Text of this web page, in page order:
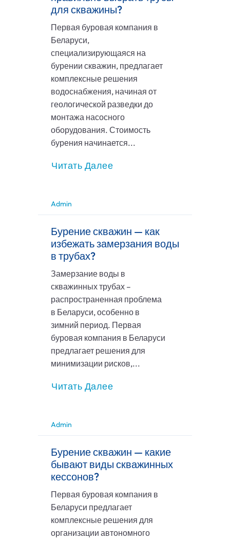
для скважины?
Первая буровая компания в
Беларуси,
специализирующаяся на
бурении скважин, предлагает
комплексные решения
водоснабжения, начиная от
геологической разведки до
монтажа насосного
оборудования. Стоимость
бурения начинается...
Читать Далее
Admin
Бурение скважин — как
избежать замерзания воды
в трубах?
Замерзание воды в
скважинных трубах –
распространенная проблема
в Беларуси, особенно в
зимний период. Первая
буровая компания в Беларуси
предлагает решения для
минимизации рисков,...
Читать Далее
Admin
Бурение скважин — какие
бывают виды скважинных
кессонов?
Первая буровая компания в
Беларуси предлагает
комплексные решения для
организации автономного